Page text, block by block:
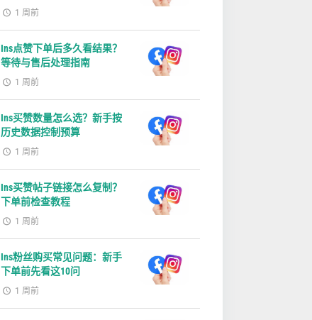
1 周前
Ins点赞下单后多久看结果？
等待与售后处理指南
1 周前
Ins买赞数量怎么选？新手按
历史数据控制预算
1 周前
Ins买赞帖子链接怎么复制？
下单前检查教程
1 周前
Ins粉丝购买常见问题：新手
下单前先看这10问
1 周前